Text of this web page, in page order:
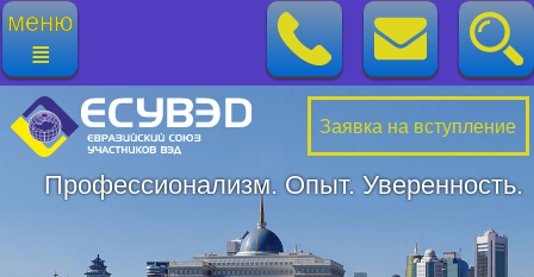
меню
≣
Профессионализм. Опыт. Уверенность.
Заявка на вступление